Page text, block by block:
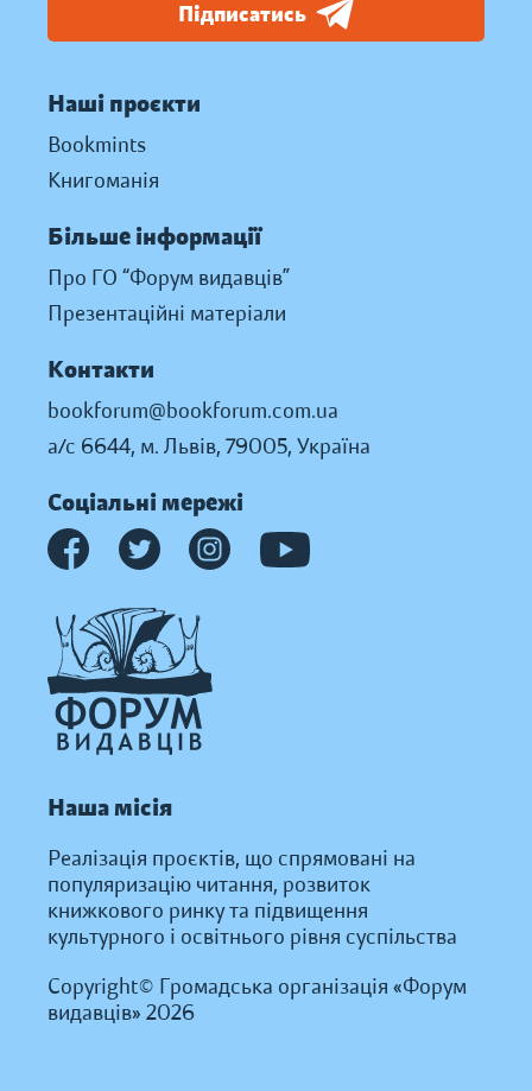
Підписатись
Наші проєкти
Bookmints
Книгоманія
Більше інформації
Про ГО “Форум видавців”
Презентаційні матеріали
Контакти
bookforum@bookforum.com.ua
а/с 6644, м. Львів, 79005, Україна
Соціальні мережі
Наша місія
Реалізація проєктів, що спрямовані на
популяризацію читання, розвиток
книжкового ринку та підвищення
культурного і освітнього рівня суспільства
Copyright© Громадська організація «Форум
видавців» 2026